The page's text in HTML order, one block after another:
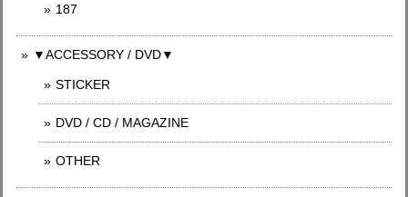
187
▼ACCESSORY / DVD▼
STICKER
DVD / CD / MAGAZINE
OTHER